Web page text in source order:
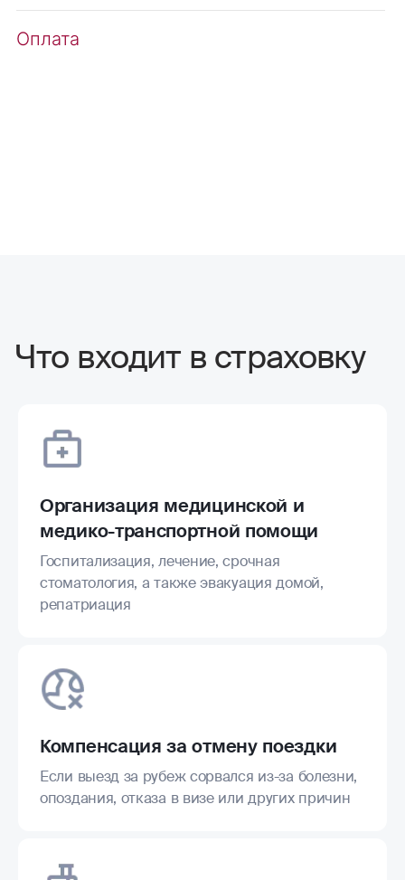
Что входит в страховку
Организация медицинской и
медико-транспортной помощи
Госпитализация, лечение, срочная
стоматология, а также эвакуация домой,
репатриация
Компенсация за отмену поездки
Если выезд за рубеж сорвался из-за болезни,
опоздания, отказа в визе или других причин